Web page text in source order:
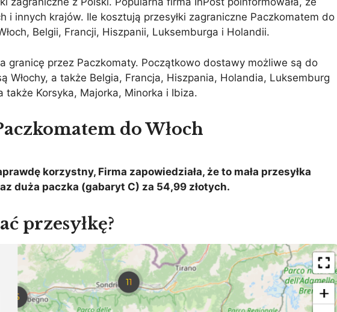
i innych krajów. Ile kosztują przesyłki zagraniczne Paczkomatem do
Belgii, Francji, Hiszpanii, Luksemburga i Holandii.
granicę przez Paczkomaty. Początkowo dostawy możliwe są do
Włochy, a także Belgia, Francja, Hiszpania, Holandia, Luksemburg
Korsyka, Majorka, Minorka i Ibiza.
do Włoch
korzystny, Firma zapowiedziała, że to mała przesyłka
duża paczka (gabaryt C) za 54,99 złotych.
przesyłkę?